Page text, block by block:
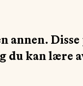
annen. Disse
du kan lære